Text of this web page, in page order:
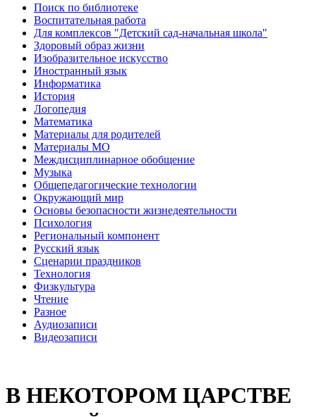
Поиск по библиотеке
Воспитательная работа
Для комплексов "Детский сад-начальная школа"
Здоровый образ жизни
Изобразительное искусство
Иностранный язык
Информатика
История
Логопедия
Математика
Материалы для родителей
Материалы МО
Междисциплинарное обобщение
Музыка
Общепедагогические технологии
Окружающий мир
Основы безопасности жизнедеятельности
Психология
Региональный компонент
Русский язык
Сценарии праздников
Технология
Физкультура
Чтение
Разное
Аудиозаписи
Видеозаписи
В НЕКОТОРОМ ЦАРСТВЕ